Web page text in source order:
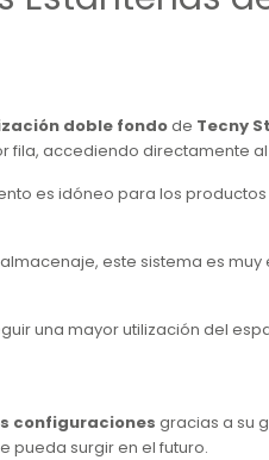
doble fondode Tecny
fila, accediendo directamente
es idóneo para los
este sistema es
una mayor utilización del
configuraciones gracias a su
pueda surgir en el futuro.